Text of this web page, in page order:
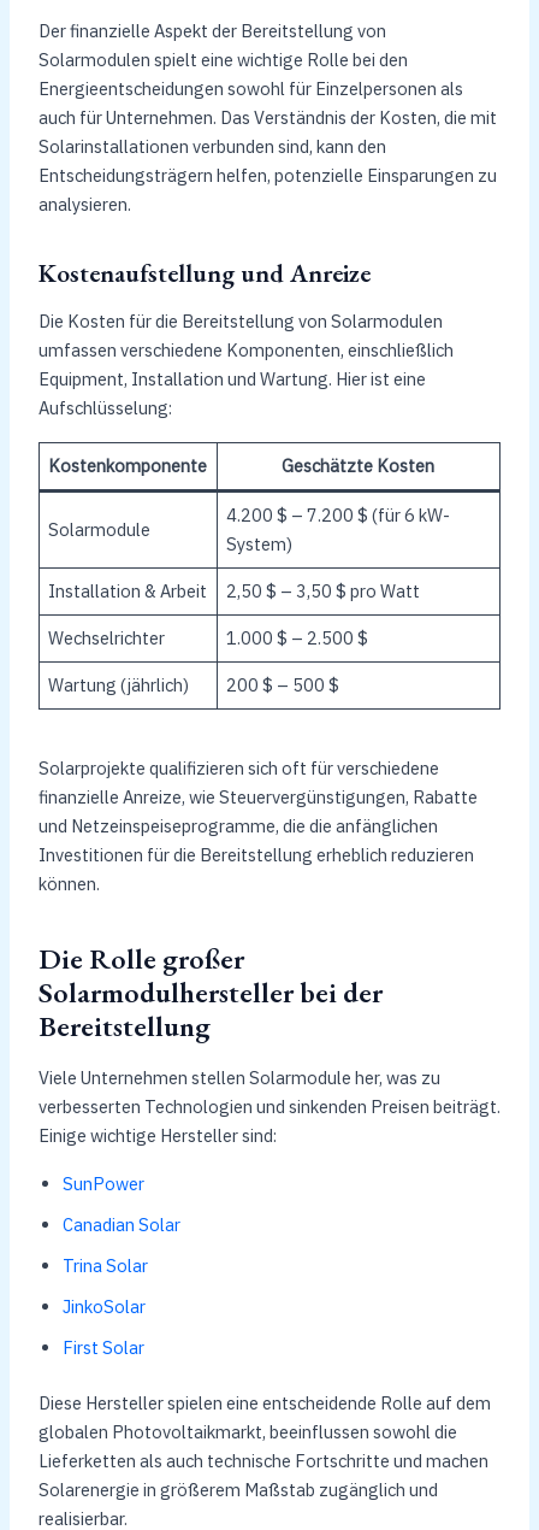
Der finanzielle Aspekt der Bereitstellung von
Solarmodulen spielt eine wichtige Rolle bei den
Energieentscheidungen sowohl für Einzelpersonen als
auch für Unternehmen. Das Verständnis der Kosten, die mit
Solarinstallationen verbunden sind, kann den
Entscheidungsträgern helfen, potenzielle Einsparungen zu
analysieren.
Kostenaufstellung und Anreize
Die Kosten für die Bereitstellung von Solarmodulen
umfassen verschiedene Komponenten, einschließlich
Equipment, Installation und Wartung. Hier ist eine
Aufschlüsselung:
Kostenkomponente Geschätzte Kosten
Solarmodule
4.200 $ – 7.200 $ (für 6 kW-
System)
Installation & Arbeit 2,50 $ – 3,50 $ pro Watt
Wechselrichter 1.000 $ – 2.500 $
Wartung (jährlich) 200 $ – 500 $
Solarprojekte qualifizieren sich oft für verschiedene
finanzielle Anreize, wie Steuervergünstigungen, Rabatte
und Netzeinspeiseprogramme, die die anfänglichen
Investitionen für die Bereitstellung erheblich reduzieren
können.
Die Rolle großer
Solarmodulhersteller bei der
Bereitstellung
Viele Unternehmen stellen Solarmodule her, was zu
verbesserten Technologien und sinkenden Preisen beiträgt.
Einige wichtige Hersteller sind:
SunPower
Canadian Solar
Trina Solar
JinkoSolar
First Solar
Diese Hersteller spielen eine entscheidende Rolle auf dem
globalen Photovoltaikmarkt, beeinflussen sowohl die
Lieferketten als auch technische Fortschritte und machen
Solarenergie in größerem Maßstab zugänglich und
realisierbar.